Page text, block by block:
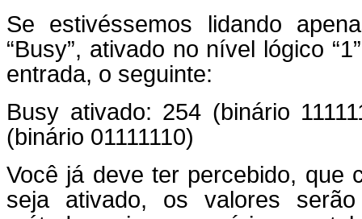
Se estivéssemos lidando
“Busy”, ativado no nível lógico
entrada, o seguinte:
Busy ativado: 254 (binário
(binário 01111110)
Você já deve ter percebido, que
seja ativado, os valores